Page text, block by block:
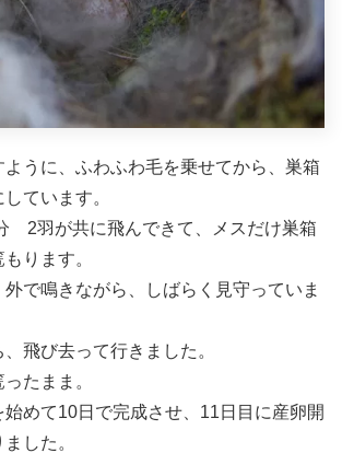
ように、ふわふわ毛を乗せてから、巣箱
ています。
2羽が共に飛んできて、メスだけ巣箱
ります。
外で鳴きながら、しばらく見守っていま
飛び去って行きました。
たまま。
始めて10日で完成させ、11日目に産卵開
した。